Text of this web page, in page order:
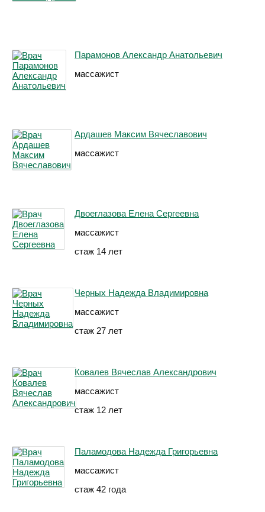
Парамонов Александр Анатольевич
массажист
Ардашев Максим Вячеславович
массажист
Двоеглазова Елена Сергеевна
массажист
стаж 14 лет
Черных Надежда Владимировна
массажист
стаж 27 лет
Ковалев Вячеслав Александрович
массажист
стаж 12 лет
Паламодова Надежда Григорьевна
массажист
стаж 42 года